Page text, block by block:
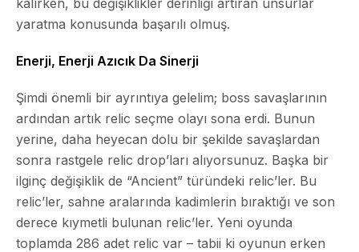
yaratma konusunda başarılı olmuş.
Enerji, Enerji Azıcık Da Sinerji
Şimdi önemli bir ayrıntıya gelelim; boss savaşlarının
ardından artık relic seçme olayı sona erdi. Bunun
yerine, daha heyecan dolu bir şekilde savaşlardan
sonra rastgele relic drop’ları alıyorsunuz. Başka bir
ilginç değişiklik de “Ancient” türündeki relic’ler. Bu
relic’ler, sahne aralarında kadimlerin bıraktığı ve son
derece kıymetli bulunan relic’ler. Yeni oyunda
toplamda 286 adet relic var – tabii ki oyunun erken